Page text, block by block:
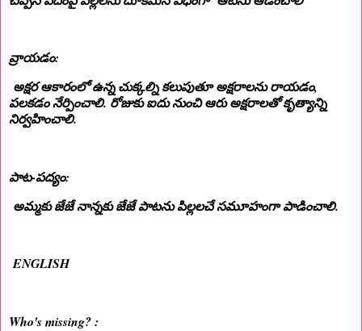
వ్రాయడం:
అక్షర ఆకారంలో ఉన్న చుక్కల్ని కలుపుతూ అక్షరాలను రాయడం,
పలకడం నేర్పించాలి. రోజుకు ఐదు నుంచి ఆరు అక్షరాలతో కృత్యాన్ని
నిర్వహించాలి.
పాట-పద్యం:
అమ్మకు జేజే నాన్నకు జేజే పాటను పిల్లలచే సమూహంగా పాడించాలి.
ENGLISH
Who's missing? :